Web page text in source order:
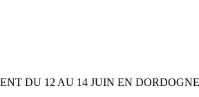
DU 12 AU 14 JUIN EN